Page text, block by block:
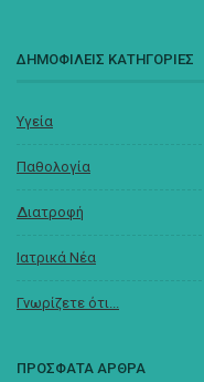
ΔΗΜΟΦΙΛΕΙΣ ΚΑΤΗΓΟΡΙΕΣ
Υγεία
Παθολογία
Διατροφή
Ιατρικά Νέα
Γνωρίζετε ότι...
ΠΡΟΣΦΑΤΑ ΑΡΘΡΑ